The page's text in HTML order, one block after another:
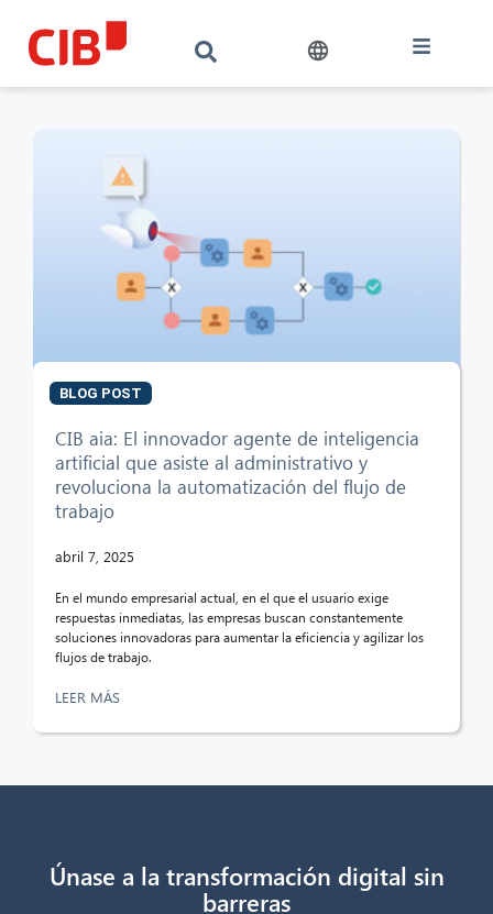
BLOG POST
CIB aia: El innovador agente de inteligencia
artificial que asiste al administrativo y
revoluciona la automatización del flujo de
trabajo
abril 7, 2025
En el mundo empresarial actual, en el que el usuario exige
respuestas inmediatas, las empresas buscan constantemente
soluciones innovadoras para aumentar la eficiencia y agilizar los
flujos de trabajo.
LEER MÁS
Únase a la transformación digital sin
barreras
CIB AI ChatBot
¡Hola! ¿Qué puedo hacer por ti?